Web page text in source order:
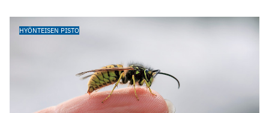
HYÖNTEISEN PISTO